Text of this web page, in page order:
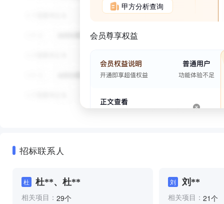
甲方分析查询
会员尊享权益
招标联系人
杜 杜**、杜**
相关项目： 29个
刘 刘**
相关项目： 21个